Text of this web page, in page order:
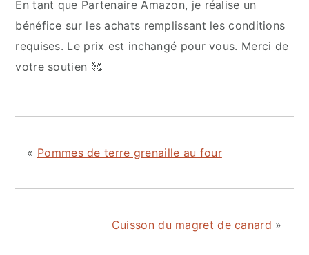
En tant que Partenaire Amazon, je réalise un
bénéfice sur les achats remplissant les conditions
requises. Le prix est inchangé pour vous. Merci de
votre soutien 🥰
« Pommes de terre grenaille au four
Cuisson du magret de canard »